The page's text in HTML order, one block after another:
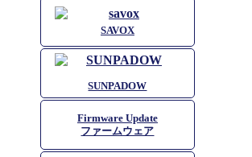
SAVOX
SUNPADOW
Firmware Update
ファームウェア